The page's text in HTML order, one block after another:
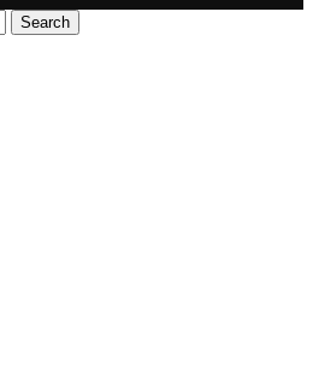
Search